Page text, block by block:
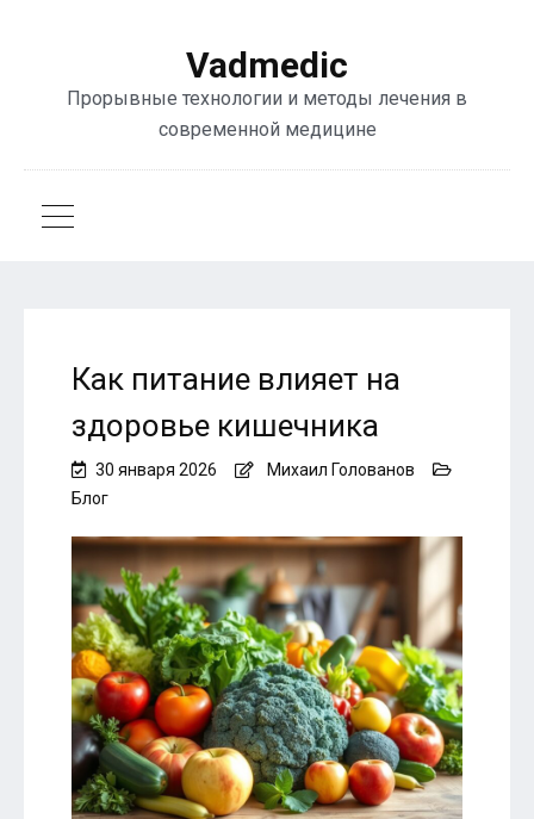
Vadmedic
Прорывные технологии и методы лечения в
современной медицине
Как питание влияет на
здоровье кишечника
30 января 2026
Михаил Голованов
Блог